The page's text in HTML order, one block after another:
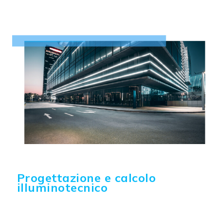
Progettazione e calcolo
illuminotecnico